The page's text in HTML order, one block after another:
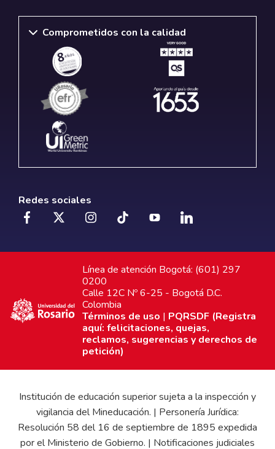
Comprometidos con la calidad
Redes sociales
Línea de atención Bogotá: (601) 297
0200
Calle 12C Nº 6-25 - Bogotá D.C.
Colombia
Términos de uso | PQRSDF (Registra
aquí: felicitaciones, quejas,
reclamos, sugerencias y derechos de
petición)
Institución de educación superior sujeta a la inspección y
vigilancia del Mineducación. | Personería Jurídica:
Resolución 58 del 16 de septiembre de 1895 expedida
por el Ministerio de Gobierno. | Notificaciones judiciales